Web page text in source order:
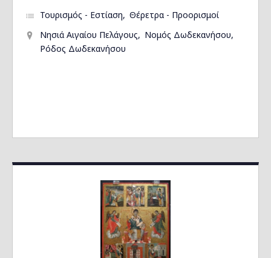
Τουρισμός - Εστίαση
Θέρετρα - Προορισμοί
Νησιά Αιγαίου Πελάγους
Νομός Δωδεκανήσου
Ρόδος Δωδεκανήσου